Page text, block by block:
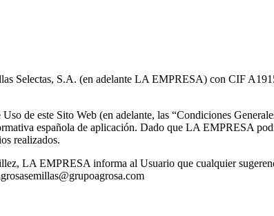
Selectas, S.A. (en adelante LA EMPRESA) con CIF
de este Sito Web (en adelante, las “Condiciones
española de aplicación. Dado que LA EMPRESA
realizados.
LA EMPRESA informa al Usuario que cualquier